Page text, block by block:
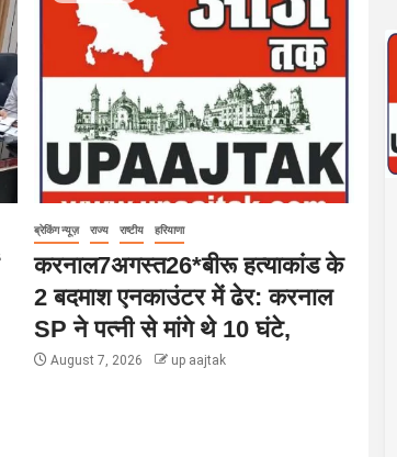
ब्रेकिंग न्यूज़ राज्य राष्टीय हरियाणा
करनाल7अगस्त26*बीरू हत्याकांड के
2 बदमाश एनकाउंटर में ढेर: करनाल
SP ने पत्नी से मांगे थे 10 घंटे,
August 7, 2026 up aajtak